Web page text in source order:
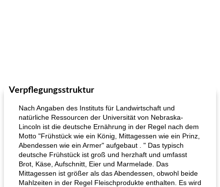
Verpflegungsstruktur
Nach Angaben des Instituts für Landwirtschaft und
natürliche Ressourcen der Universität von Nebraska-
Lincoln ist die deutsche Ernährung in der Regel nach dem
Motto "Frühstück wie ein König, Mittagessen wie ein Prinz,
Abendessen wie ein Armer" aufgebaut . " Das typisch
deutsche Frühstück ist groß und herzhaft und umfasst
Brot, Käse, Aufschnitt, Eier und Marmelade. Das
Mittagessen ist größer als das Abendessen, obwohl beide
Mahlzeiten in der Regel Fleischprodukte enthalten. Es wird